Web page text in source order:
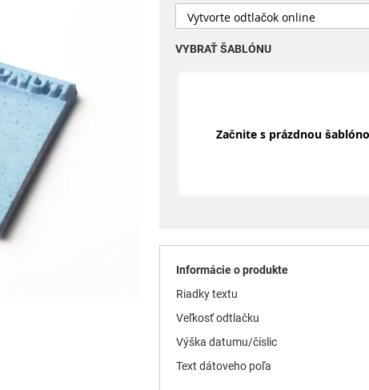
VYBRAŤ ŠABLÓNU
Začnite s prázdnou
Informácie o produkte
Riadky textu
Veľkosť odtlačku
Výška datumu/číslic
Text dátoveho poľa